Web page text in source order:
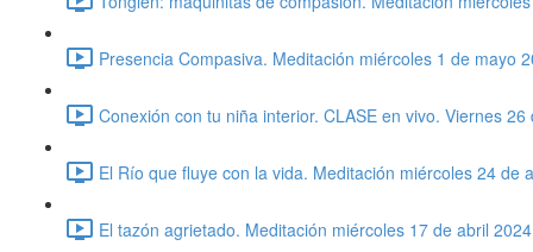
Presencia Compasiva. Meditación miércoles 1 de mayo
Conexión con tu niña interior. CLASE en vivo. Viernes
El Río que fluye con la vida. Meditación miércoles 24 de
El tazón agrietado. Meditación miércoles 17 de abril